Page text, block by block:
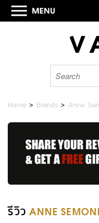
Home > Brands > Anne
รีวิว ANNE